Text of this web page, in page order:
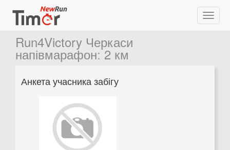
Run4Victory Черкаси
напівмарафон:2 км
Анкета учасника забігу